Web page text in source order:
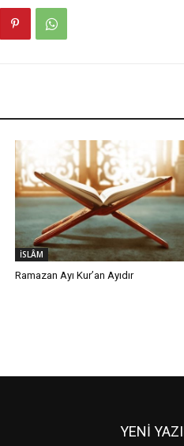
İSLÂM
Ramazan Ayı Kur’an Ayıdır
YENİ